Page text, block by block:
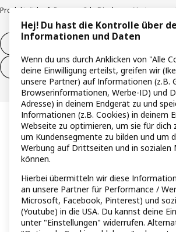
Produktrückrufe Responsible Disclosure
Vertrag widerrufen (Services &
Hej! Du hast die Kontrolle über
Informationen und Daten
Wenn du uns durch Anklicken von "Alle
deine Einwilligung erteilst, greifen wir
unsere Partner) auf Informationen (z.B.
Browserinformationen, Werbe-ID) und
Adresse) in deinem Endgerät zu und
Informationen (z.B. Cookies) in deinem
Webseite zu optimieren, um sie für dich
um Kundensegmente zu bilden und um
Werbung auf Drittseiten und in sozialen
können.
Hierbei übermitteln wir diese
an unsere Partner für Performance /
Microsoft, Facebook, Pinterest) und
(Youtube) in die USA. Du kannst deine
unter "Einstellungen" widerrufen.